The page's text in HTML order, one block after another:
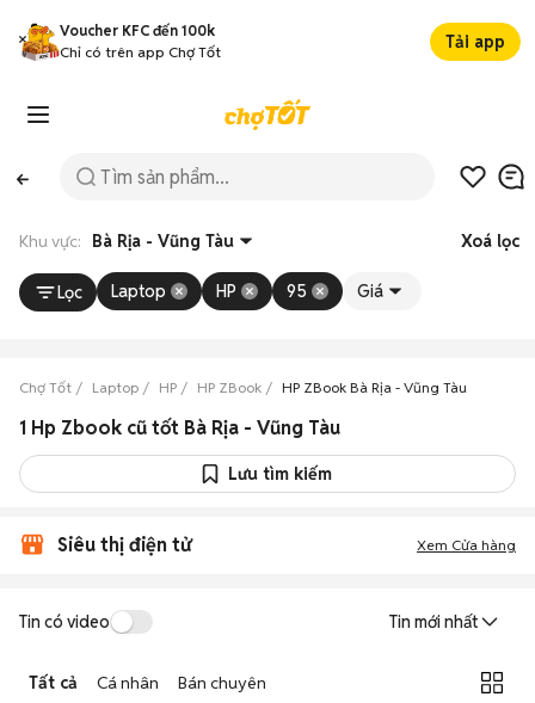
Voucher KFC đến 100k
Chỉ có trên app Chợ Tốt
Tải app
Khu vực: Bà Rịa - Vũng Tàu Xoá lọc
Lọc Laptop HP 95 Giá
Chợ Tốt Laptop HP HP ZBook HP ZBook Bà Rịa - Vũng Tàu
1 Hp Zbook cũ tốt Bà Rịa - Vũng Tàu
Lưu tìm kiếm
Siêu thị điện tử Xem Cửa hàng
Tin có video Tin mới nhất
Tất cả Cá nhân Bán chuyên